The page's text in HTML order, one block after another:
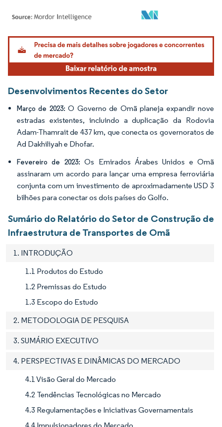
Imagem © Mordor Intelligence. O reuso requer atribuição conforme CC BY 4.0.
Desenvolvimentos Recentes do Setor
Março de 2023:O Governo de Omã planeja expandir nove
estradas existentes, incluindo a duplicação da Rodovia
Adam-Thamrait de 437 km, que conecta os governoratos de
Ad Dakhiliyah e Dhofar.
Fevereiro de 2023: Os Emirados Árabes Unidos e Omã
assinaram um acordo para lançar uma empresa ferroviária
conjunta com um investimento de aproximadamente USD 3
bilhões para conectar os dois países do Golfo.
Sumário do Relatório do Setor de Construção de
Infraestrutura de Transportes de Omã
1. INTRODUÇÃO
1.1 Produtos do Estudo
1.2 Premissas do Estudo
1.3 Escopo do Estudo
2. METODOLOGIA DE PESQUISA
3. SUMÁRIO EXECUTIVO
4. PERSPECTIVAS E DINÂMICAS DO MERCADO
4.1 Visão Geral do Mercado
4.2 Tendências Tecnológicas no Mercado
4.3 Regulamentações e Iniciativas Governamentais